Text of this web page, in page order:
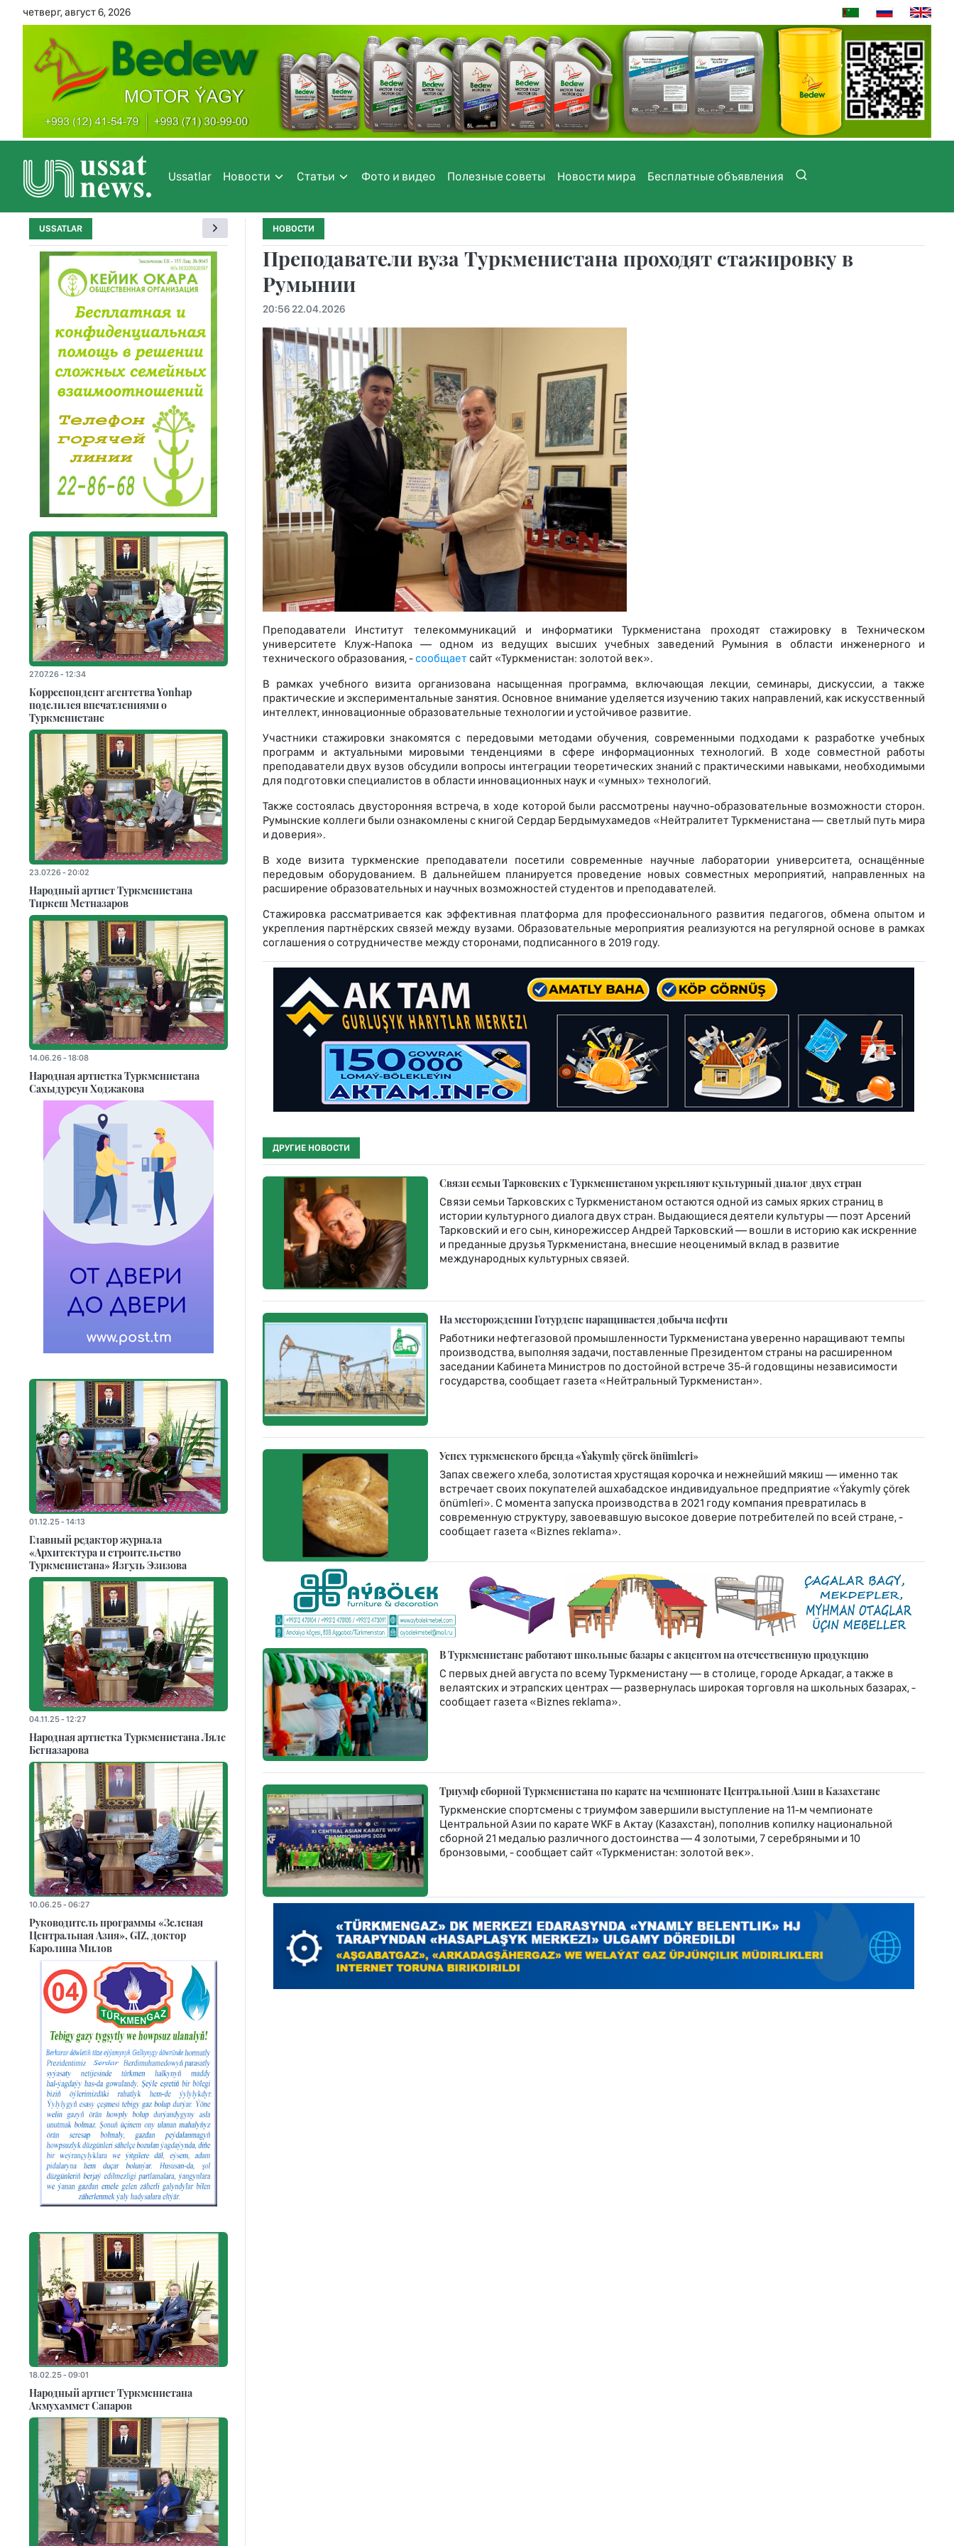
четверг, август 6, 2026
Ussatlar Новости Статьи Фото и видео Полезные советы Новости мира Бесплатные объявления
НОВОСТИ
Преподаватели вуза Туркменистана проходят стажировку в
Румынии
20:56 22.04.2026
Преподаватели Институт телекоммуникаций и информатики Туркменистана проходят стажировку в Техническом
университете Клуж-Напока — одном из ведущих высших учебных заведений Румыния в области инженерного и
технического образования, - сообщает сайт «Туркменистан: золотой век».
В рамках учебного визита организована насыщенная программа, включающая лекции, семинары, дискуссии, а также
практические и экспериментальные занятия. Основное внимание уделяется изучению таких направлений, как искусственный
интеллект, инновационные образовательные технологии и устойчивое развитие.
Участники стажировки знакомятся с передовыми методами обучения, современными подходами к разработке учебных
программ и актуальными мировыми тенденциями в сфере информационных технологий. В ходе совместной работы
преподаватели двух вузов обсудили вопросы интеграции теоретических знаний с практическими навыками, необходимыми
для подготовки специалистов в области инновационных наук и «умных» технологий.
Также состоялась двусторонняя встреча, в ходе которой были рассмотрены научно-образовательные возможности сторон.
Румынские коллеги были ознакомлены с книгой Сердар Бердымухамедов «Нейтралитет Туркменистана — светлый путь мира
и доверия».
В ходе визита туркменские преподаватели посетили современные научные лаборатории университета, оснащённые
передовым оборудованием. В дальнейшем планируется проведение новых совместных мероприятий, направленных на
расширение образовательных и научных возможностей студентов и преподавателей.
Стажировка рассматривается как эффективная платформа для профессионального развития педагогов, обмена опытом и
укрепления партнёрских связей между вузами. Образовательные мероприятия реализуются на регулярной основе в рамках
соглашения о сотрудничестве между сторонами, подписанного в 2019 году.
ДРУГИЕ НОВОСТИ
Связи семьи Тарковских с Туркменистаном укрепляют культурный диалог двух стран
Связи семьи Тарковских с Туркменистаном остаются одной из самых ярких страниц в
истории культурного диалога двух стран. Выдающиеся деятели культуры — поэт Арсений
Тарковский и его сын, кинорежиссер Андрей Тарковский — вошли в историю как искренние
и преданные друзья Туркменистана, внесшие неоценимый вклад в развитие
международных культурных связей.
На месторождении Готурдепе наращивается добыча нефти
Работники нефтегазовой промышленности Туркменистана уверенно наращивают темпы
производства, выполняя задачи, поставленные Президентом страны на расширенном
заседании Кабинета Министров по достойной встрече 35-й годовщины независимости
государства, сообщает газета «Нейтральный Туркменистан».
Успех туркменского бренда «Ýakymly çörek önümleri»
Запах свежего хлеба, золотистая хрустящая корочка и нежнейший мякиш — именно так
встречает своих покупателей ашхабадское индивидуальное предприятие «Ýakymly çörek
önümleri». С момента запуска производства в 2021 году компания превратилась в
современную структуру, завоевавшую высокое доверие потребителей по всей стране, -
сообщает газета «Biznes reklama».
В Туркменистане работают школьные базары с акцентом на отечественную продукцию
С первых дней августа по всему Туркменистану — в столице, городе Аркадаг, а также в
велаятских и этрапских центрах — развернулась широкая торговля на школьных базарах, -
сообщает газета «Biznes reklama».
Триумф сборной Туркменистана по карате на чемпионате Центральной Азии в Казахстане
Туркменские спортсмены с триумфом завершили выступление на 11-м чемпионате
Центральной Азии по карате WKF в Актау (Казахстан), пополнив копилку национальной
сборной 21 медалью различного достоинства — 4 золотыми, 7 серебряными и 10
бронзовыми, - сообщает сайт «Туркменистан: золотой век».
USSATLAR
27.07.26 - 12:34
Корреспондент агентства Yonhap
поделился впечатлениями о
Туркменистане
23.07.26 - 20:02
Народный артист Туркменистана
Тиркеш Мeтназаров
14.06.26 - 18:08
Народная артистка Туркменистана
Сахыдурсун Ходжакова
01.12.25 - 14:13
Главный редактор журнала
«Архитектура и строительство
Туркменистана» Язгуль Эзизова
04.11.25 - 12:27
Народная артистка Туркменистана Ляле
Бегназарова
10.06.25 - 06:27
Руководитель программы «Зеленая
Центральная Азия», GIZ, доктор
Каролина Милов
18.02.25 - 09:01
Народный артист Туркменистана
Акмухаммет Сапаров